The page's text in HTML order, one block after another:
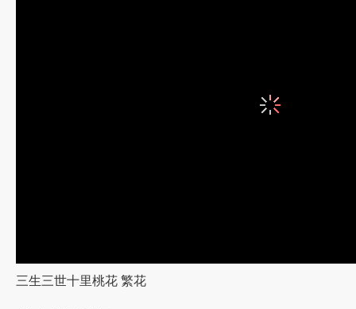
三生三世十里桃花 繁花